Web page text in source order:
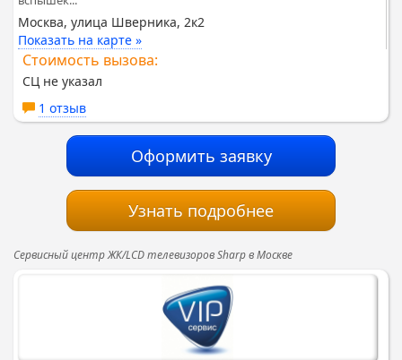
Москва, улица Шверника, 2к2
Показать на карте »
Стоимость вызова:
СЦ не указал
1 отзыв
Оформить заявку
Узнать подробнее
Сервисный центр ЖК/LCD телевизоров Sharp в Москве